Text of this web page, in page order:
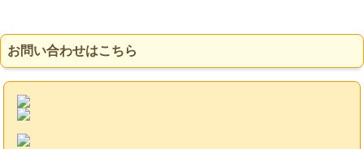
お問い合わせはこちら